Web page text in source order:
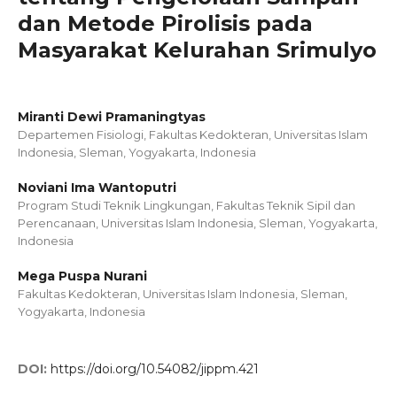
dan Metode Pirolisis pada
Masyarakat Kelurahan Srimulyo
Miranti Dewi Pramaningtyas
Departemen Fisiologi, Fakultas Kedokteran, Universitas Islam
Indonesia, Sleman, Yogyakarta, Indonesia
Noviani Ima Wantoputri
Program Studi Teknik Lingkungan, Fakultas Teknik Sipil dan
Perencanaan, Universitas Islam Indonesia, Sleman, Yogyakarta,
Indonesia
Mega Puspa Nurani
Fakultas Kedokteran, Universitas Islam Indonesia, Sleman,
Yogyakarta, Indonesia
DOI: https://doi.org/10.54082/jippm.421